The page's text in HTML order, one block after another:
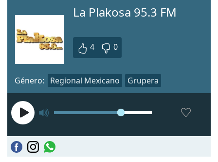
La Plakosa 95.3 FM
4 0
Género: Regional Mexicano Grupera